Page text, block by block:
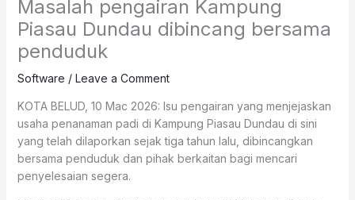
Masalah pengairan Kampung
Piasau Dundau dibincang bersama
penduduk
Software / Leave a Comment
KOTA BELUD, 10 Mac 2026: Isu pengairan yang menjejaskan
usaha penanaman padi di Kampung Piasau Dundau di sini
yang telah dilaporkan sejak tiga tahun lalu, dibincangkan
bersama penduduk dan pihak berkaitan bagi mencari
penyelesaian segera.